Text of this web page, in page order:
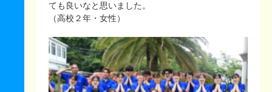
ても良いなと思いました。
（高校２年・女性）